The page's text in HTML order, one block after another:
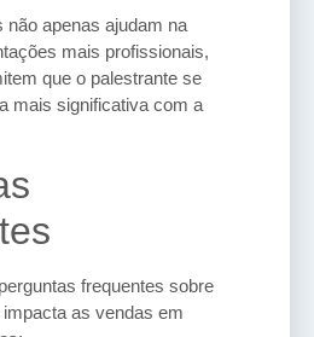
apenas ajudam na
mais profissionais,
que o palestrante se
mais significativa com a
frequentes sobre
as vendas em